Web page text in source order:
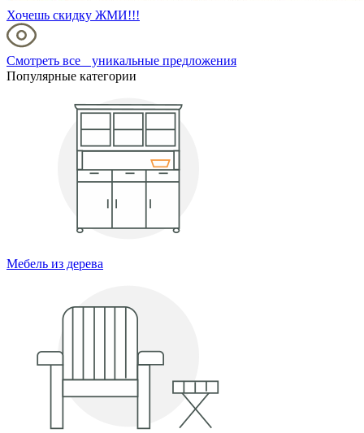
Хочешь скидку ЖМИ!!!
Смотреть все уникальные предложения
Популярные категории
Мебель из дерева